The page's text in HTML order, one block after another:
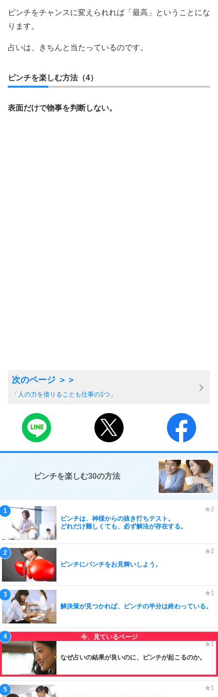
ピンチをチャンスに変えられれば「最高」ということにな
ります。
占いは、きちんと当たっているのです。
ピンチを楽しむ方法（4）
表面だけで物事を判断しない。
「人の力を借りることも仕事の1つ」
ピンチを楽しむ30の方法
ピンチは、神様からの抜き打ちテスト。
どれだけ難しくても、必ず解法が存在する。
ピンチにパンチをお見舞いしよう。
解決策が見つかれば、ピンチの半分は終わっている。
なぜ占いの結果が良いのに、ピンチが起こるのか。